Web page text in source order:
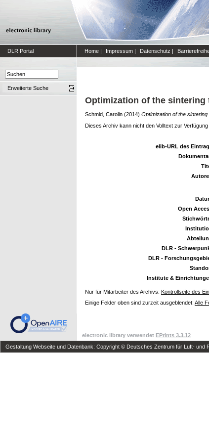
DLR Portal Home | Impressum | Datenschutz |
Erweiterte Suche
Optimization of the
Schmid, Carolin (2014) Optimization of the
Dieses Archiv kann nicht den Volltext zur Verfügung
elib-URL des
Open
DLR -
DLR -
Institute &
Nur für Mitarbeiter des Archivs: Kontrollseite des
Einige Felder oben sind zurzeit ausgeblendet: Alle
electronic library verwendet EPrints 3.3.12
Gestaltung Webseite und Datenbank: Copyright © Deutsches Zentrum für Luft- und